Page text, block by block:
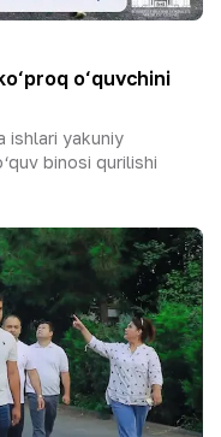
o‘quvchini
ishlari yakuniy
binosi qurilishi